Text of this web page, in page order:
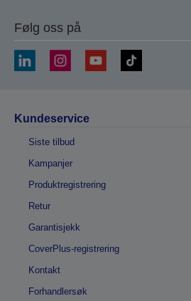
Følg oss på
Kundeservice
Siste tilbud
Kampanjer
Produktregistrering
Retur
Garantisjekk
CoverPlus-registrering
Kontakt
Forhandlersøk